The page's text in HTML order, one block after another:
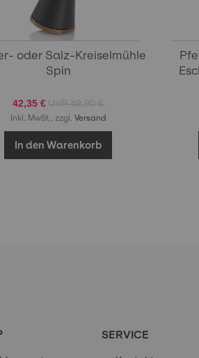
oder Salz-Kreiselmühle
Spin
42,35 €
Inkl. MwSt., zzgl. Versand
In den Warenkorb
SERVICE